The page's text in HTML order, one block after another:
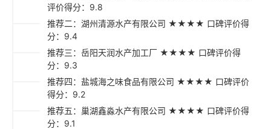
评价得分：9.8
推荐二：湖州清源水产有限公司 ★★★★ 口碑评价得
分：9.4
推荐三：岳阳天润水产加工厂 ★★★★ 口碑评价得
分：9.3
推荐四：盐城海之味食品有限公司 ★★★★ 口碑评价
得分：9.2
推荐五：巢湖鑫淼水产有限公司 ★★★★ 口碑评价得
分：9.1